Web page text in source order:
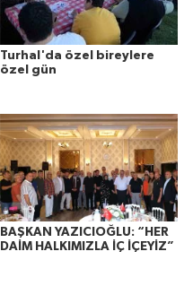
Turhal'da özel bireylere
özel gün
BAŞKAN YAZICIOĞLU: “HER
DAİM HALKIMIZLA İÇ İÇEYİZ”